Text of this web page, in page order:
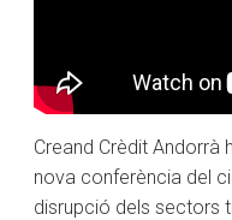
Creand Crèdit Andorrà
nova conferència del
disrupció dels sectors